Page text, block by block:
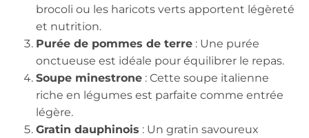
brocoli ou les haricots verts apportent légèreté
et nutrition.
Purée de pommes de terre : Une purée
onctueuse est idéale pour équilibrer le repas.
Soupe minestrone : Cette soupe italienne
riche en légumes est parfaite comme entrée
légère.
Gratin dauphinois : Un gratin savoureux